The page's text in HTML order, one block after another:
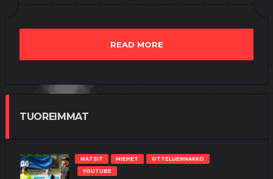
READ MORE
TUOREIMMAT
MATSIT MIEHET
OTTELUENNAKKO
YOUTUBE